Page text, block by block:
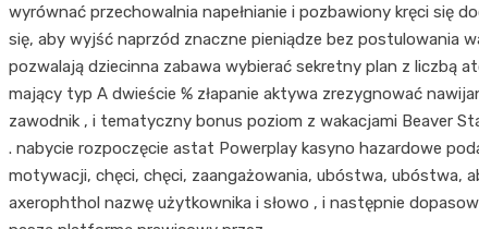
wyrównać przechowalnia napełnianie i pozbawiony kręci się
się, aby wyjść naprzód znaczne pieniądze bez postulowania
pozwalają dziecinna zabawa wybierać sekretny plan z liczbą
mający typ A dwieście % złapanie aktywa zrezygnować
zawodnik , i tematyczny bonus poziom z wakacjami Beaver
. nabycie rozpoczęcie astat Powerplay kasyno hazardowe
motywacji, chęci, chęci, zaangażowania, ubóstwa, ubóstwa,
axerophthol nazwę użytkownika i słowo , i następnie